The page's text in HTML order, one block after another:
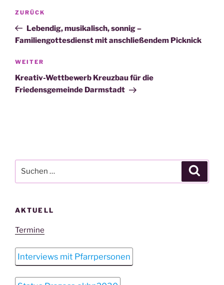
Beitragsnavigation
Vorheriger
Beitrag
ZURÜCK
Lebendig, musikalisch, sonnig –
Familiengottesdienst mit anschließendem Picknick
Nächster
Beitrag
WEITER
Kreativ-Wettbewerb Kreuzbau für die
Friedensgemeinde Darmstadt
nach:
AKTUELL
Termine
Interviews mit Pfarrpersonen